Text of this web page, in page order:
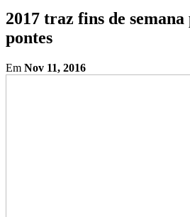
2017 traz fins de semana
pontes
Em Nov 11, 2016